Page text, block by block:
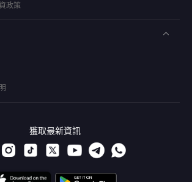
政策
獲取最新資訊